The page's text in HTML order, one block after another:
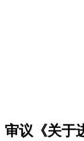
审议《关于